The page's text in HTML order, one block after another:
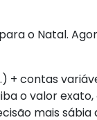
o Natal.
contas
o valor
mais sábia